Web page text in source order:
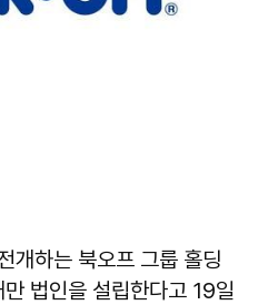
개하는 북오프 그룹 홀딩
법인을 설립한다고 19일